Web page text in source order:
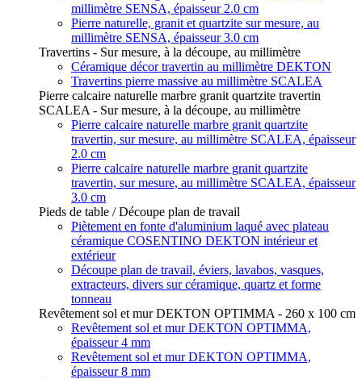
millimètre SENSA, épaisseur 2.0 cm
Pierre naturelle, granit et quartzite sur mesure, au
millimètre SENSA, épaisseur 3.0 cm
Travertins - Sur mesure, à la découpe, au millimètre
Céramique décor travertin au millimètre DEKTON
Travertins pierre massive au millimètre SCALEA
Pierre calcaire naturelle marbre granit quartzite travertin
SCALEA - Sur mesure, à la découpe, au millimètre
Pierre calcaire naturelle marbre granit quartzite
travertin, sur mesure, au millimètre SCALEA, épaisseur
2.0 cm
Pierre calcaire naturelle marbre granit quartzite
travertin, sur mesure, au millimètre SCALEA, épaisseur
3.0 cm
Pieds de table / Découpe plan de travail
Piètement en fonte d'aluminium laqué avec plateau
céramique COSENTINO DEKTON intérieur et
extérieur
Découpe plan de travail, éviers, lavabos, vasques,
extracteurs, divers sur céramique, quartz et forme
tonneau
Revêtement sol et mur DEKTON OPTIMMA - 260 x 100 cm
Revêtement sol et mur DEKTON OPTIMMA,
épaisseur 4 mm
Revêtement sol et mur DEKTON OPTIMMA,
épaisseur 8 mm